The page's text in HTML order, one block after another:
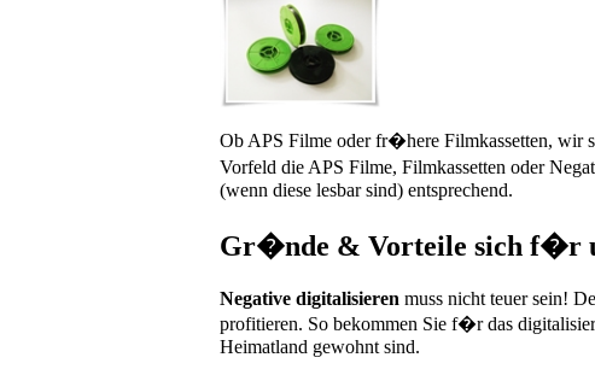
Ob APS Filme oder fr�here Filmkassetten, wir
Vorfeld die APS Filme, Filmkassetten oder
(wenn diese lesbar sind) entsprechend.
Gr�nde & Vorteile sich f�r
Negative digitalisieren muss nicht teuer sein!
profitieren. So bekommen Sie f�r das
Heimatland gewohnt sind.